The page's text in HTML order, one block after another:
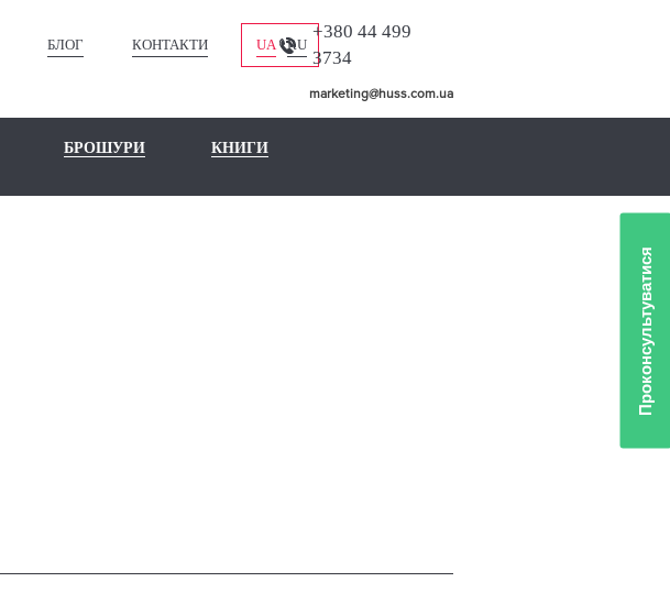
БЛОГ КОНТАКТИ UA RU
+380 44 499
3734
marketing@huss.com.ua
БРОШУРИ
КНИГИ
Проконсультуватися